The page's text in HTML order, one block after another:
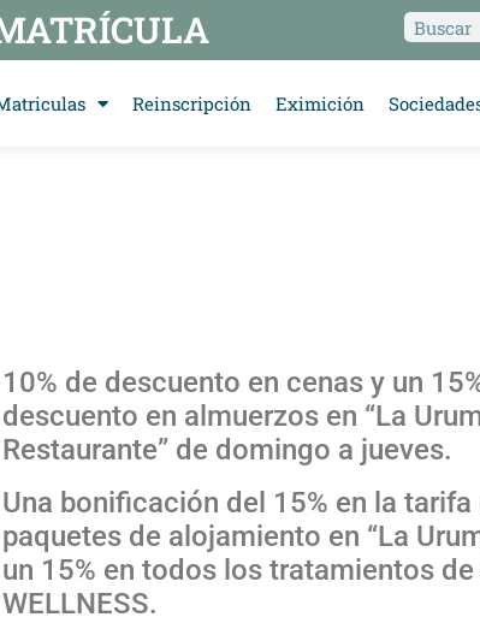
Reinscripción Eximición
10% de descuento en cenas y un
descuento en almuerzos en “La
Restaurante” de domingo a jueves.
Una bonificación del 15% en la
paquetes de alojamiento en “La
un 15% en todos los tratamientos de
WELLNESS.